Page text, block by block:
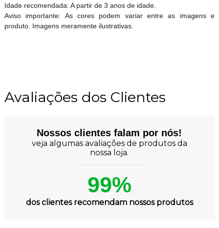
Idade recomendada: A partir de 3 anos de idade.
Aviso importante: As cores podem variar entre as imagens e
produto. Imagens meramente ilustrativas.
Avaliações dos Clientes
Nossos clientes falam por nós!
veja algumas avaliações de produtos da
nossa loja.
99%
dos clientes recomendam nossos produtos